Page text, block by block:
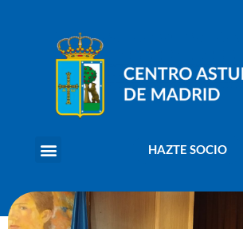
HAZTE SOCIO